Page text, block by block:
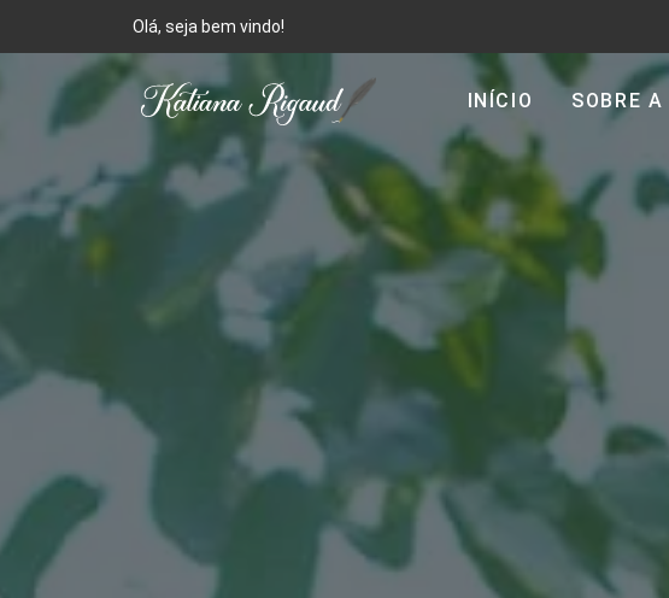
Olá, seja bem vindo!
INÍCIO SOBRE